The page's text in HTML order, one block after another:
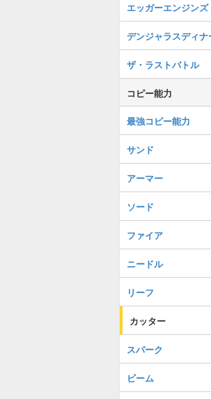
エッガーエンジンズ
デンジャラスディナ
ザ・ラストバトル
コピー能力
最強コピー能力
サンド
アーマー
ソード
ファイア
ニードル
リーフ
カッター
スパーク
ビーム